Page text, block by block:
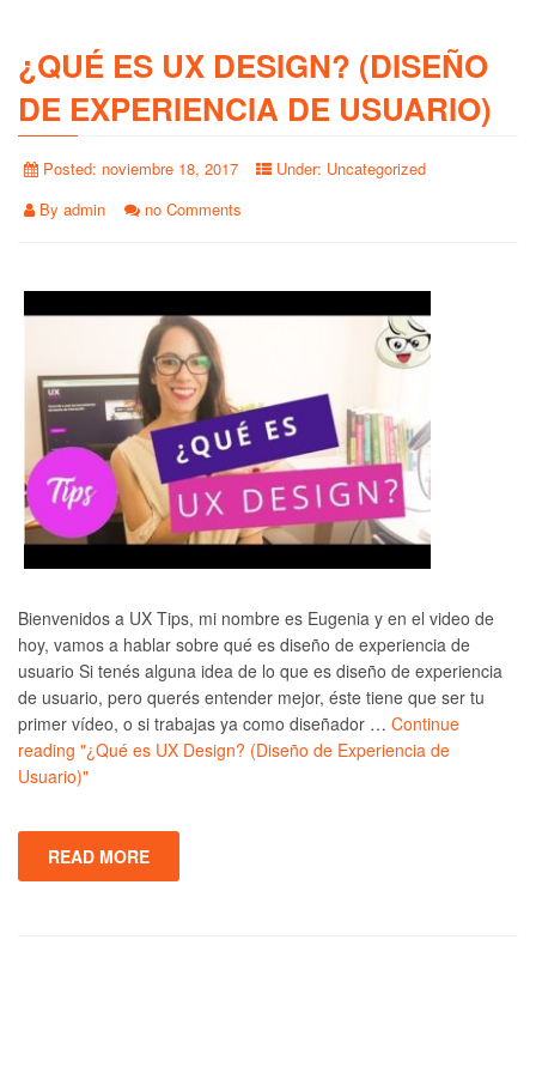
¿QUÉ ES UX DESIGN? (DISEÑO
DE EXPERIENCIA DE USUARIO)
Posted: noviembre 18, 2017 Under: Uncategorized
By admin no Comments
Bienvenidos a UX Tips, mi nombre es Eugenia y en el video de
hoy, vamos a hablar sobre qué es diseño de experiencia de
usuario Si tenés alguna idea de lo que es diseño de experiencia
de usuario, pero querés entender mejor, éste tiene que ser tu
primer vídeo, o si trabajas ya como diseñador … Continue
reading "¿Qué es UX Design? (Diseño de Experiencia de
Usuario)"
READ MORE